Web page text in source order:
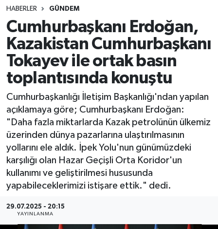
HABERLER GÜNDEM
Cumhurbaşkanı Erdoğan,
Kazakistan Cumhurbaşkanı
Tokayev ile ortak basın
toplantısında konuştu
Cumhurbaşkanlığı İletişim Başkanlığı'ndan yapılan
açıklamaya göre; Cumhurbaşkanı Erdoğan:
"Daha fazla miktarlarda Kazak petrolünün ülkemiz
üzerinden dünya pazarlarına ulaştırılmasının
yollarını ele aldık. İpek Yolu'nun günümüzdeki
karşılığı olan Hazar Geçişli Orta Koridor'un
kullanımı ve geliştirilmesi hususunda
yapabileceklerimizi istişare ettik." dedi.
29.07.2025 - 20:15
YAYINLANMA
YARIŞMA/ETKİNLİKLER
ANKET
MEVZUAT/KARARLAR